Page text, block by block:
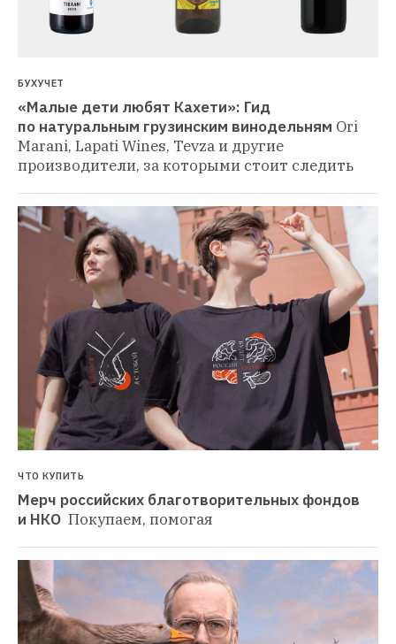
БУХУЧЕТ
«Малые дети любят Кахети»: Гид
по натуральным грузинским винодельням Ori
Marani, Lapati Wines, Tevza и другие
производители, за которыми стоит следить
ЧТО КУПИТЬ
Мерч российских благотворительных фондов
и НКО Покупаем, помогая